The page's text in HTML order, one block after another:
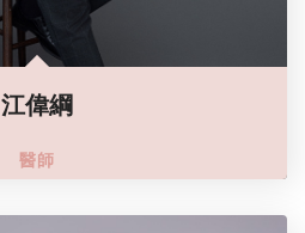
江偉綱
醫師